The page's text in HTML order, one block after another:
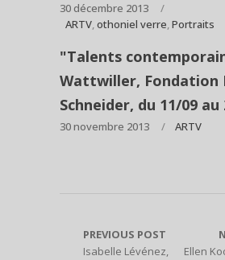
30 décembre 2013
ARTV,othoniel verre,Portraits
"Talents
Wattwiller, Fondation
Schneider, du 11/09 au
30 novembre 2013 ARTV
PREVIOUS POST
Isabelle Lévénez,
Ellen